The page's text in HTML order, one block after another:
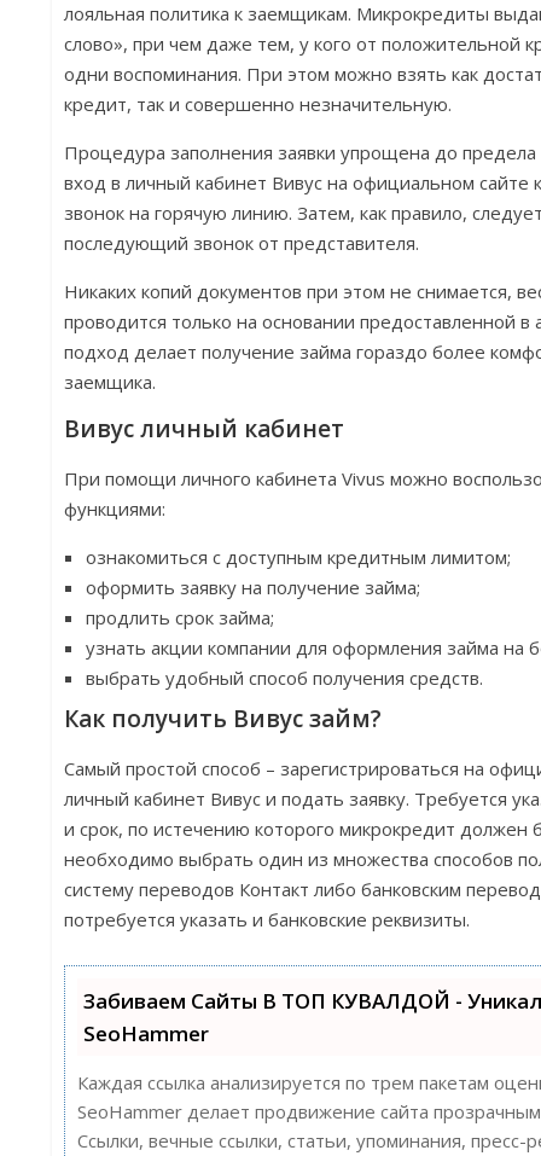
лояльная политика к заемщикам. Микрокредиты
слово», при чем даже тем, у кого от положительной
одни воспоминания. При этом можно взять как
кредит, так и совершенно незначительную.
Процедура заполнения заявки упрощена до
вход в личный кабинет Вивус на официальном сайте
звонок на горячую линию. Затем, как правило,
последующий звонок от представителя.
Никаких копий документов при этом не снимается,
проводится только на основании предоставленной
подход делает получение займа гораздо более
заемщика.
Вивус личный кабинет
При помощи личного кабинета Vivus можно
функциями:
ознакомиться с доступным кредитным лимитом;
оформить заявку на получение займа;
продлить срок займа;
узнать акции компании для оформления займа на
выбрать удобный способ получения средств.
Как получить Вивус займ?
Самый простой способ – зарегистрироваться на
личный кабинет Вивус и подать заявку. Требуется
и срок, по истечению которого микрокредит должен
необходимо выбрать один из множества способов
систему переводов Контакт либо банковским
потребуется указать и банковские реквизиты.
Забиваем Сайты В ТОП КУВАЛДОЙ -
SeoHammer
Каждая ссылка анализируется по трем пакетам
SeoHammer делает продвижение сайта
Ссылки, вечные ссылки, статьи, упоминания, пресс-